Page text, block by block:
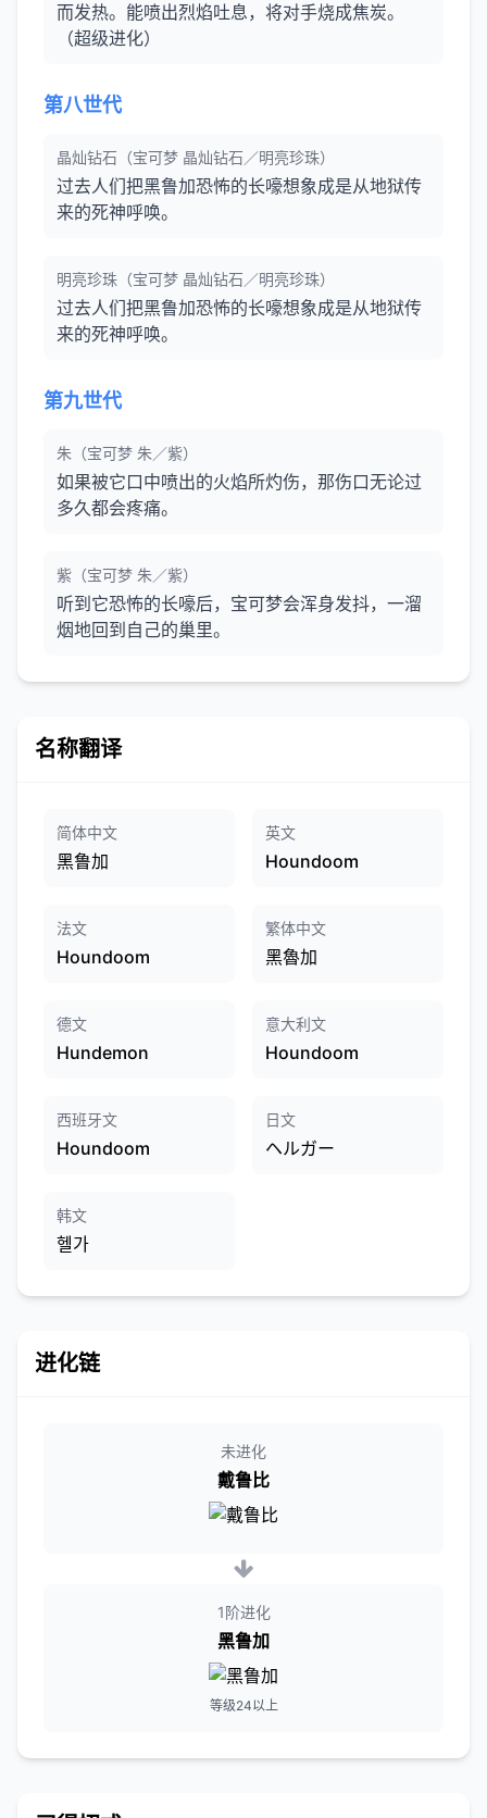
而发热。能喷出烈焰吐息，将对手烧成焦炭。
（超级进化）
第八世代
晶灿钻石（宝可梦 晶灿钻石／明亮珍珠）
过去人们把黑鲁加恐怖的长嚎想象成是从地狱传
来的死神呼唤。
明亮珍珠（宝可梦 晶灿钻石／明亮珍珠）
过去人们把黑鲁加恐怖的长嚎想象成是从地狱传
来的死神呼唤。
第九世代
朱（宝可梦 朱／紫）
如果被它口中喷出的火焰所灼伤，那伤口无论过
多久都会疼痛。
紫（宝可梦 朱／紫）
听到它恐怖的长嚎后，宝可梦会浑身发抖，一溜
烟地回到自己的巢里。
名称翻译
简体中文
黑鲁加
英文
Houndoom
法文
Houndoom
繁体中文
黑魯加
德文
Hundemon
意大利文
Houndoom
西班牙文
Houndoom
日文
ヘルガー
韩文
헬가
进化链
未进化
戴鲁比
1阶进化
黑鲁加
等级24以上